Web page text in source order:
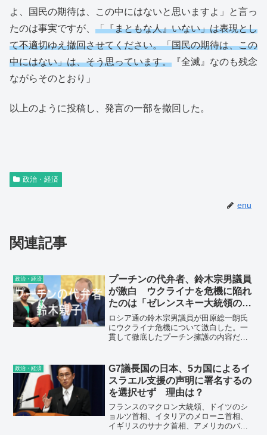
よ、国民の期待は、この中にはないと思いますよ」と言っ
たのは事実ですが、 「『まともな人』いない」は表現とし
て不適切ゆえ撤回させてください。「国民の期待は、この
中にはない」は、そう思っています。 『全滅』なのも残念
ながらそのとおり」
以上のように投稿し、発言の一部を撤回した。
政治・経済
enu
関連記事
政治・経済
プーチンの代弁者、鈴木宗男議員
が激白 ウクライナを危機に陥れ
たのは「ゼレンスキー大統領の不
作為と怠慢」
ロシア通の鈴木宗男議員が田原総一朗氏
にウクライナ危機について激白した。一
貫して徹底したプーチン擁護の内容だ。
政治・経済
G7議長国の日本、5カ国によるイ
スラエル支援の声明に署名するの
を選択せず 理由は？
フランスのマクロン大統領、ドイツのシ
ョルツ首相、イタリアのメローニ首相、
イギリスのサナク首相、アメリカのバイ